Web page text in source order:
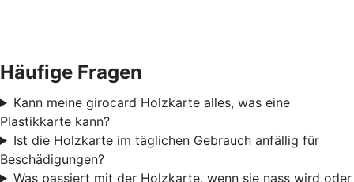
Häufige Fragen
Kann meine girocard Holzkarte alles, was eine
Plastikkarte kann?
Ist die Holzkarte im täglichen Gebrauch anfällig für
Beschädigungen?
Was passiert mit der Holzkarte, wenn sie nass wird oder